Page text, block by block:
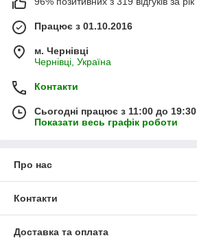
Працює з 01.10.2016
м. Чернівці
Чернівці, Україна
Контакти
Сьогодні працює з 11:00 до 19:30
Показати весь графік роботи
Про нас
Контакти
Доставка та оплата